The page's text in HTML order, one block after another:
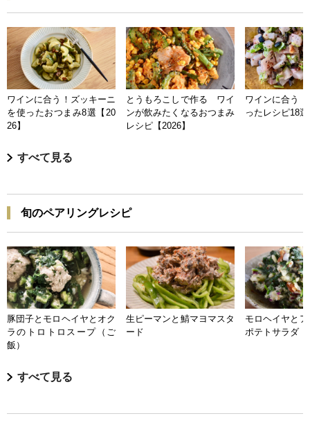
ワインに合う！ズッキーニ
を使ったおつまみ8選【20
26】
とうもろこしで作る ワイ
ンが飲みたくなるおつまみ
レシピ【2026】
ワインに合う
ったレシピ18
すべて見る
旬のペアリングレシピ
豚団子とモロヘイヤとオク
ラのトロトロスープ（ご
飯）
生ピーマンと鯖マヨマスタ
ード
モロヘイヤと
ポテトサラダ
すべて見る